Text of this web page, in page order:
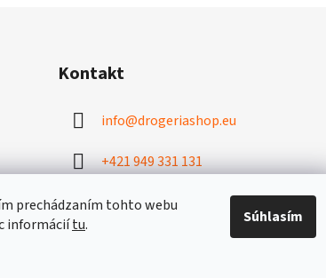
prechádzaním tohto webu
informáciítu. Súhlasím
Kontakt
info@drogeriashop.eu
+421 949 331 131